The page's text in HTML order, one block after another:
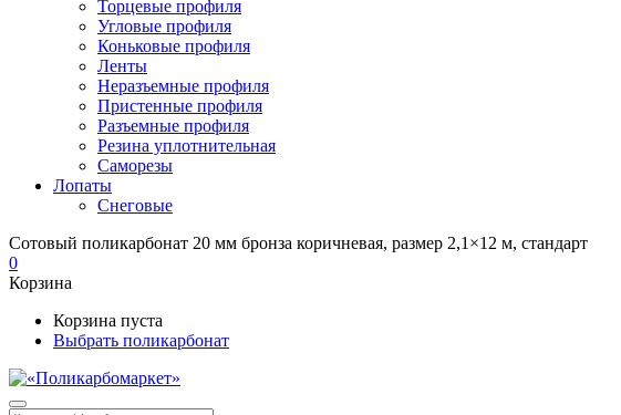
Торцевые профиля
Угловые профиля
Коньковые профиля
Ленты
Неразъемные профиля
Пристенные профиля
Разъемные профиля
Резина уплотнительная
Саморезы
Лопаты
Снеговые
Сотовый поликарбонат 20 мм бронза коричневая, размер 2,1×12 м, стандарт
0
Корзина
Корзина пуста
Выбрать поликарбонат